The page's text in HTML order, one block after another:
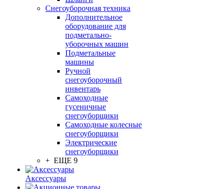
Снегоуборочная техника
Дополнительное
оборудование для
подметально-
уборочных машин
Подметальные
машины
Ручной
снегоуборочный
инвентарь
Самоходные
гусеничные
снегоуборщики
Самоходные колесные
снегоуборщики
Электрические
снегоуборщики
+ ЕЩЕ 9
Аксессуары